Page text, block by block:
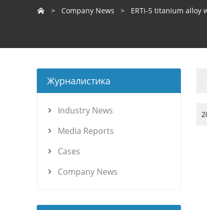
 > Company News > ERTi-5 titanium alloy
Журналистика
 Industry News
 Media Reports
 Cases
 Company News